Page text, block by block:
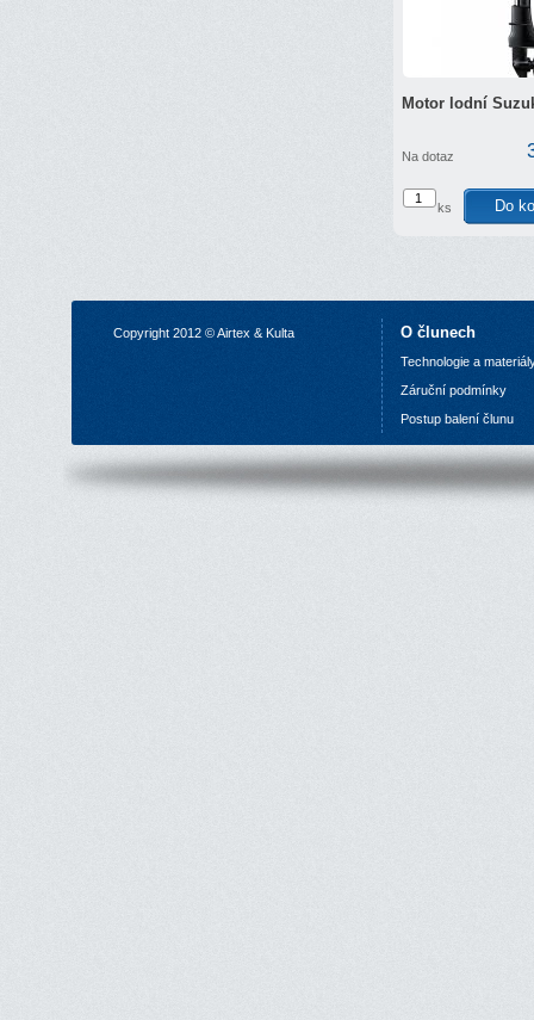
Motor lodní
Na dotaz
ks
Copyright 2012 © Airtex & Kulta O člunech
Technologie a
Záruční podmínky
Postup balení člunu